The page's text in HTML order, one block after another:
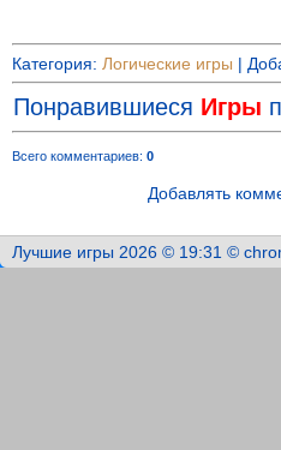
Категория: Логические игры |
Понравившиеся Игры
Всего комментариев: 0
Добавлять
Лучшие игры 2026 © 19:31 ©